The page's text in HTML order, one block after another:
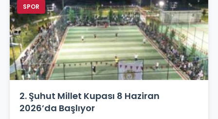
SPOR
2. Şuhut Millet Kupası 8 Haziran
2026’da Başlıyor